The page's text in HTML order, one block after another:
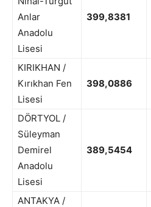
Anlar
Anadolu
Lisesi
399,8381
KIRIKHAN /
Kırıkhan Fen
Lisesi
398,0886
DÖRTYOL /
Süleyman
Demirel
Anadolu
Lisesi
389,5454
ANTAKYA /